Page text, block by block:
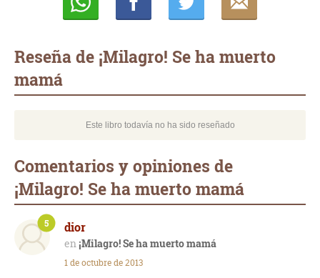
Reseña de ¡Milagro! Se ha muerto
mamá
Este libro todavía no ha sido reseñado
Comentarios y opiniones de
¡Milagro! Se ha muerto mamá
dior
¡Milagro! Se ha muerto mamá
5
1 de octubre de 2013